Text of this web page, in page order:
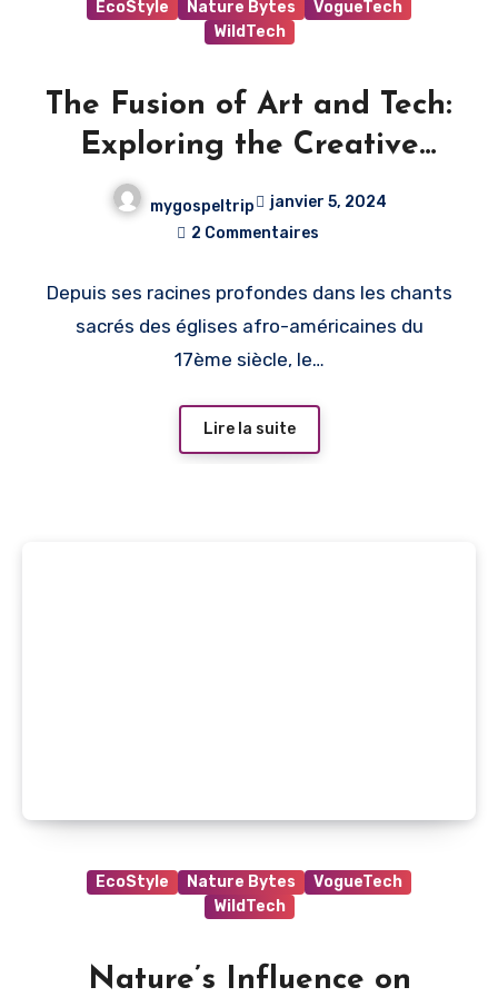
EcoStyle Nature Bytes
VogueTech
WildTech
The Fusion of Art and Tech:
Exploring the Creative
mygospeltrip
janvier 5, 2024
2 Commentaires
Depuis ses racines profondes dans les chants
sacrés des églises afro-américaines du
17ème siècle, le…
Lire la suite
EcoStyle Nature Bytes
VogueTech
WildTech
Nature’s Influence on